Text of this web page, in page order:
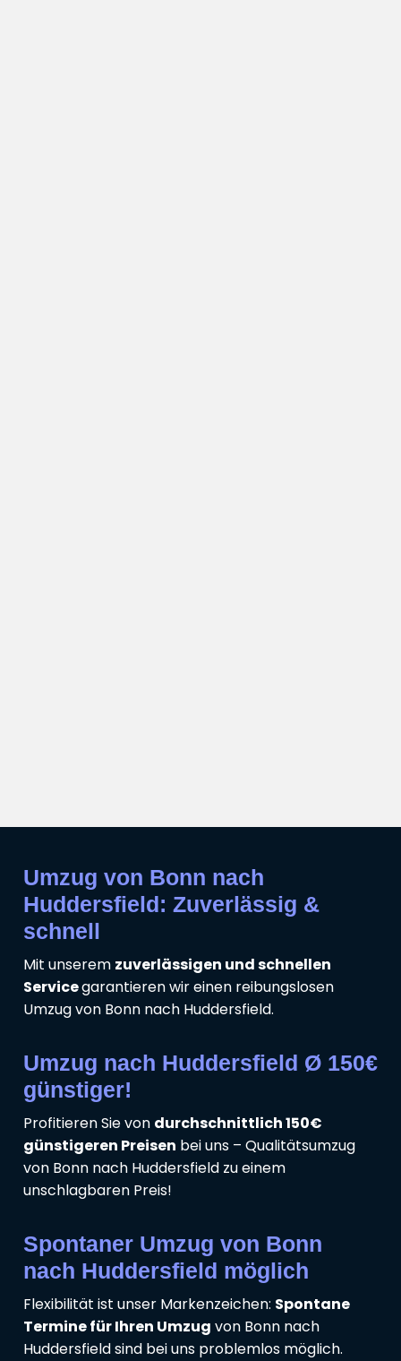
Umzug von Bonn nach
Huddersfield: Zuverlässig &
schnell
Mit unserem zuverlässigen und schnellen
Servicegarantieren wir einen reibungslosen
Umzug von Bonn nach Huddersfield.
Umzug nach Huddersfield Ø 150€
günstiger!
Profitieren Sie von durchschnittlich 150€
günstigeren Preisen bei uns – Qualitätsumzug
von Bonn nach Huddersfield zu einem
unschlagbaren Preis!
Spontaner Umzug von Bonn
nach Huddersfield möglich
Flexibilität ist unser Markenzeichen: Spontane
Termine für Ihren Umzug von Bonn nach
Huddersfield sind bei uns problemlos möglich.